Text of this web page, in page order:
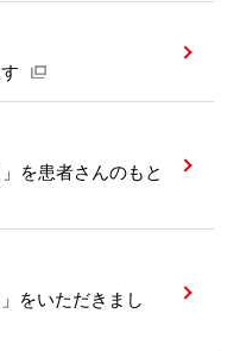
を患者さんのもと
をいただきまし